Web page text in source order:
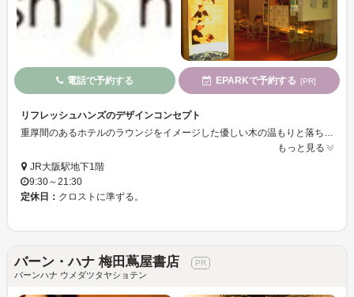
電話で予約する EPARKで予約する [PR]
リフレッシュハンズのデザインコンセプト
重厚間のあるホテルのラウンジをイメージした優しい木の温もりと落ちついた色で癒される空間です。
もっと見る
JR大阪駅地下1階
9:30～21:30
定休日： クロストに準ずる。
バーン・ハナ 梅田蔦屋書店
バーンハナ ウメダツタヤショテン